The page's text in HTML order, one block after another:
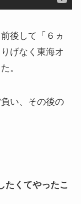
後して「６ヵ
げなく東海オ
。
い、その後の
たくてやったこ